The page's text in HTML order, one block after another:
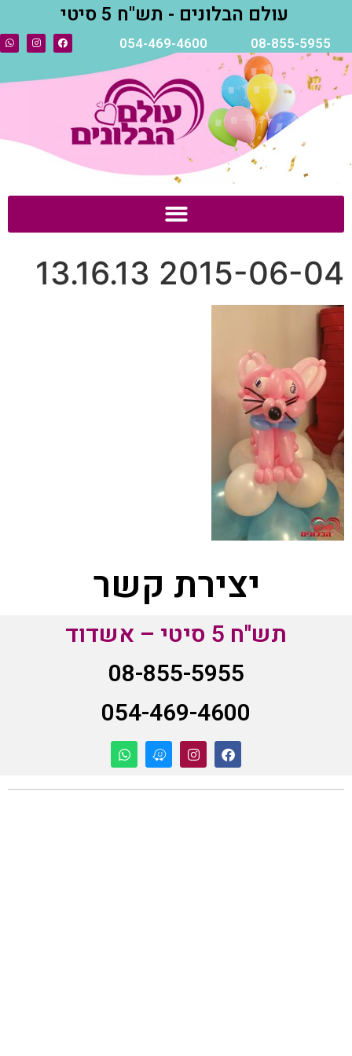
עולם הבלונים - תש"ח 5 סיטי
08-855-5955
054-469-4600
2015-06-04 13.16.13
יצירת קשר
תש"ח 5 סיטי – אשדוד
08-855-5955
054-469-4600